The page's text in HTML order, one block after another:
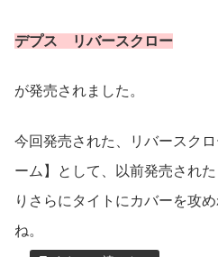
デプス リバースクロー
が発売されました。
今回発売された、リバースク
ーム】として、以前発売された
りさらにタイトにカバーを攻
ね。